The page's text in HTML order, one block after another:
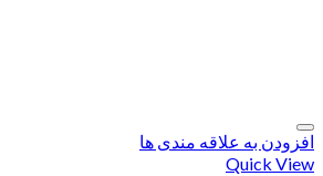
افزودن به علاقه مندی ها
Quick View